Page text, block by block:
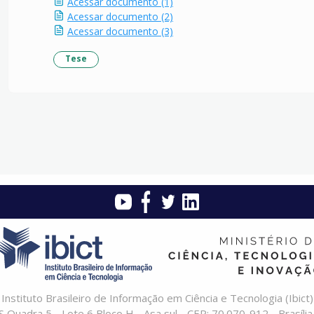
Acessar documento (2)
Acessar documento (3)
Tese
Instituto Brasileiro de Informação em Ciência e Tecnologia (Ibict)